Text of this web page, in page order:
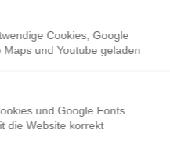
Cookies, Google
Maps und Youtube geladen
und Google Fonts
die Website korrekt